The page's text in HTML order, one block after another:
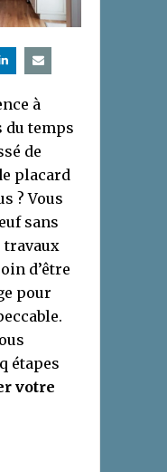
à
du temps
de
placard
? Vous
sans
travaux
d’être
pour
étapes
votre